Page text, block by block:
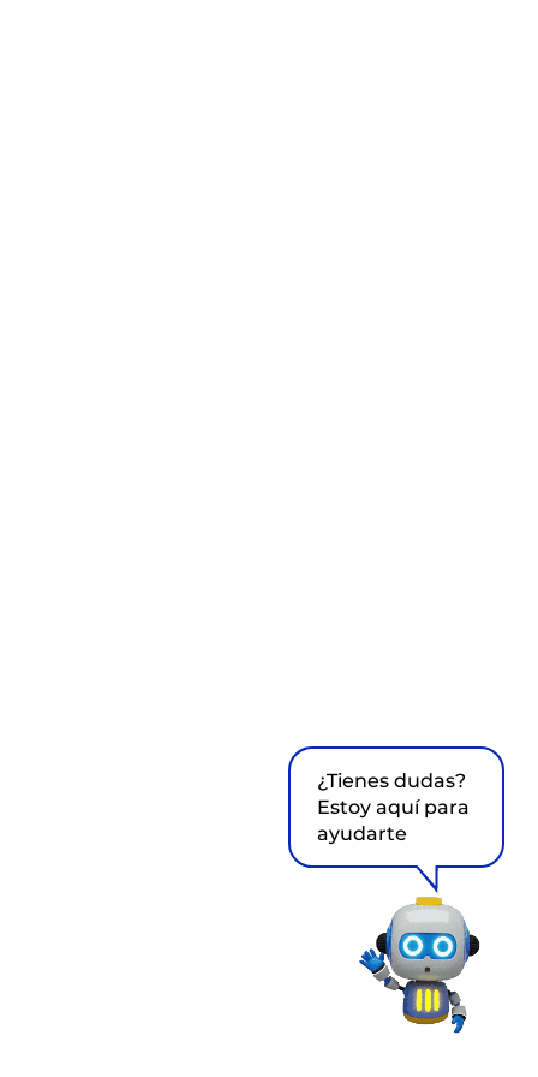
¿Tienes dudas?
Estoy aquí para
ayudarte